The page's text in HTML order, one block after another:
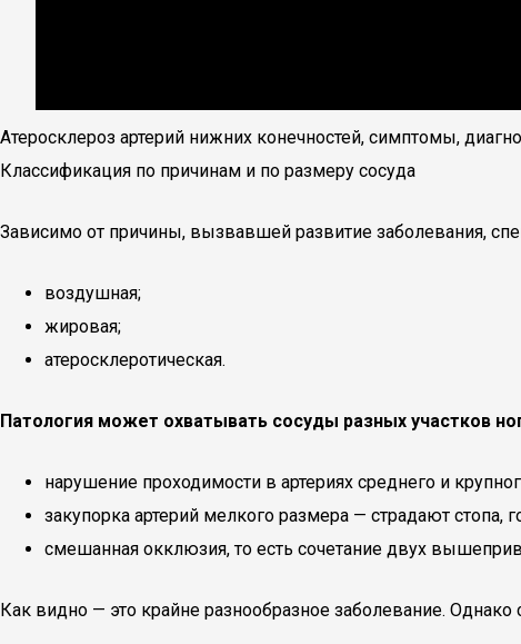
Атеросклероз артерий нижних конечностей, симптомы,
Классификация по причинам и по размеру сосуда
Зависимо от причины, вызвавшей развитие заболевания,
воздушная;
жировая;
атеросклеротическая.
Патология может охватывать сосуды разных участков
нарушение проходимости в артериях среднего и
закупорка артерий мелкого размера — страдают стопа,
смешанная окклюзия, то есть сочетание двух
Как видно — это крайне разнообразное заболевание. Однако